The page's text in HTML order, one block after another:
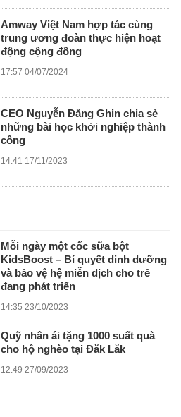
Amway Việt Nam hợp tác cùng
trung ương đoàn thực hiện hoạt
động cộng đồng
17:57 04/07/2024
CEO Nguyễn Đăng Ghin chia sẻ
những bài học khởi nghiệp thành
công
14:41 17/11/2023
Mỗi ngày một cốc sữa bột
KidsBoost – Bí quyết dinh dưỡng
và bảo vệ hệ miễn dịch cho trẻ
đang phát triển
14:35 23/10/2023
Quỹ nhân ái tặng 1000 suất quà
cho hộ nghèo tại Đăk Lăk
12:49 27/09/2023